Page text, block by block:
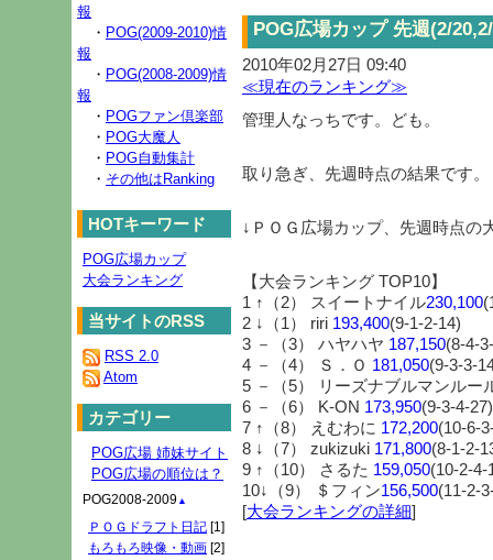
POG広場カップ 先週(2/
2010年02月27日 09:40
≪現在のランキング≫
管理人なっちです。ども。
取り急ぎ、先週時点の結果です。
↓ＰＯＧ広場カップ、先週時点の
【大会ランキング TOP10】
1 ↑（2） スイートナイル230,100
2 ↓（1） riri 193,400(9-1-2-14)
3 －（3） ハヤハヤ 187,150(8-4-
4 －（4） Ｓ．Ｏ 181,050(9-3-3-
5 －（5） リーズナブルマンルー
6 －（6） K-ON 173,950(9-3-4-27)
7 ↑（8） えむわに 172,200(10-6-
8 ↓（7） zukizuki 171,800(8-1-2-
9 ↑（10） さるた 159,050(10-2-4-
10↓（9） ＄フィン156,500(11-2-
[大会ランキングの詳細]
報
・ POG(2009-2010)情
報
・ POG(2008-2009)情
報
・ POGファン倶楽部
・ POG大魔人
・ POG自動集計
・ その他はRanking
HOTキーワード
POG広場カップ
大会ランキング
当サイトのRSS
RSS 2.0
Atom
カテゴリー
POG広場 姉妹サイト
POG広場の順位は？
POG2008-2009 ▲
ＰＯＧドラフト日記 [1]
もろもろ映像・動画 [2]